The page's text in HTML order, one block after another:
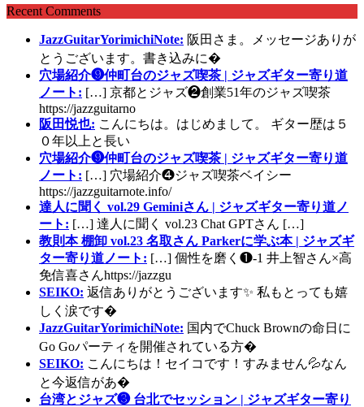
Recent Comments
JazzGuitarYorimichiNote: 阪田さま。メッセージありが
とうございます。書き込みに�
穴場紹介❾仲町台のジャズ喫茶 | ジャズギター寄り道
ノート: […] 京都とジャズ❷創業51年のジャズ喫茶
https://jazzguitarno
阪田悦也: こんにちは。はじめまして。 ギター歴は５
０年以上と長い
穴場紹介❾仲町台のジャズ喫茶 | ジャズギター寄り道
ノート: […] 穴場紹介❹ジャズ喫茶ベイシー
https://jazzguitarnote.info/
達人に聞く vol.29 Geminiさん | ジャズギター寄り道ノ
ート: […] 達人に聞く vol.23 Chat GPTさん […]
教則本 棚卸 vol.23 名取さん Parkerに学ぶ本 | ジャズギ
ター寄り道ノート: […] 個性を磨く❶-1 井上智さん×高
免信喜さんhttps://jazzgu
SEIKO: 返信ありがとうございます✨ 私もとっても嬉
しく涙です�
JazzGuitarYorimichiNote: 国内でChuck Brownの命日に
Go Goパーティを開催されている方�
SEIKO: こんにちは！セイコです！すみません💦なん
と今返信があ�
台湾とジャズ❸ 台北でセッション | ジャズギター寄り